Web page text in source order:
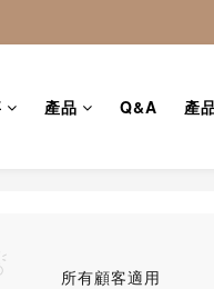
產品 Q&A 產
所有顧客適用